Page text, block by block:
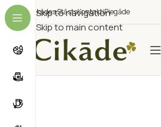
Skip to navigation
Skip to main content
Cikādes StāstsKontaktiPiegāde